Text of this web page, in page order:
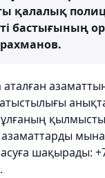
қалалық
бастығының
аталған
шақырады: